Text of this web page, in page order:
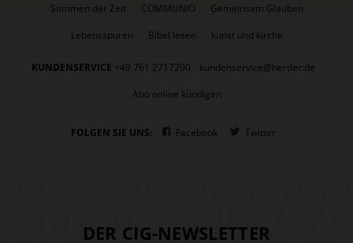
Stimmen der Zeit
COMMUNIO
Gemeinsam Glauben
Lebensspuren
Bibel lesen kunst und kirche
KUNDENSERVICE +49 761 2717200
kundenservice@herder.de
Abo online kündigen
FOLGEN SIE UNS: Facebook Twitter
DER CIG-NEWSLETTER